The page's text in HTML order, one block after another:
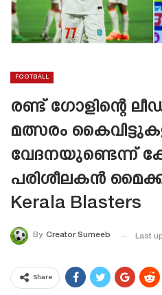
FOOTBALL
രണ്ട് ഗോളിന്റെ
മത്സരം
വേദനയുണ്ടെന്ന്
പരിശീലകൻ
Kerala Blasters
By Creator Sumeeb Last
Share